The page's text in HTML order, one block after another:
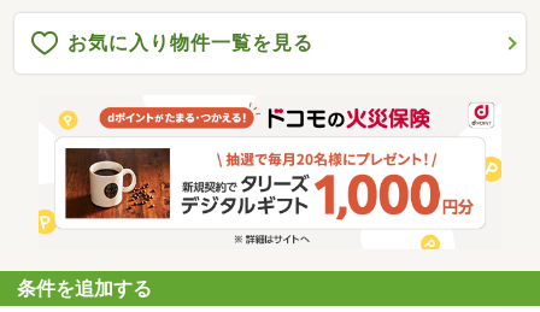
お気に入り物件一覧を見る
条件を追加する